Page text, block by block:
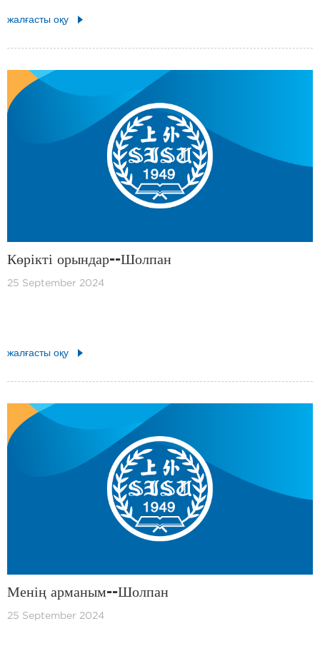
жалғасты оқу
Көрікті орындар--Шолпан
25 September 2024
жалғасты оқу
Менің арманым--Шолпан
25 September 2024